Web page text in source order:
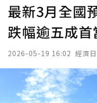
最新3月全國
跌幅逾五成首
2026-05-19 16:02 經濟